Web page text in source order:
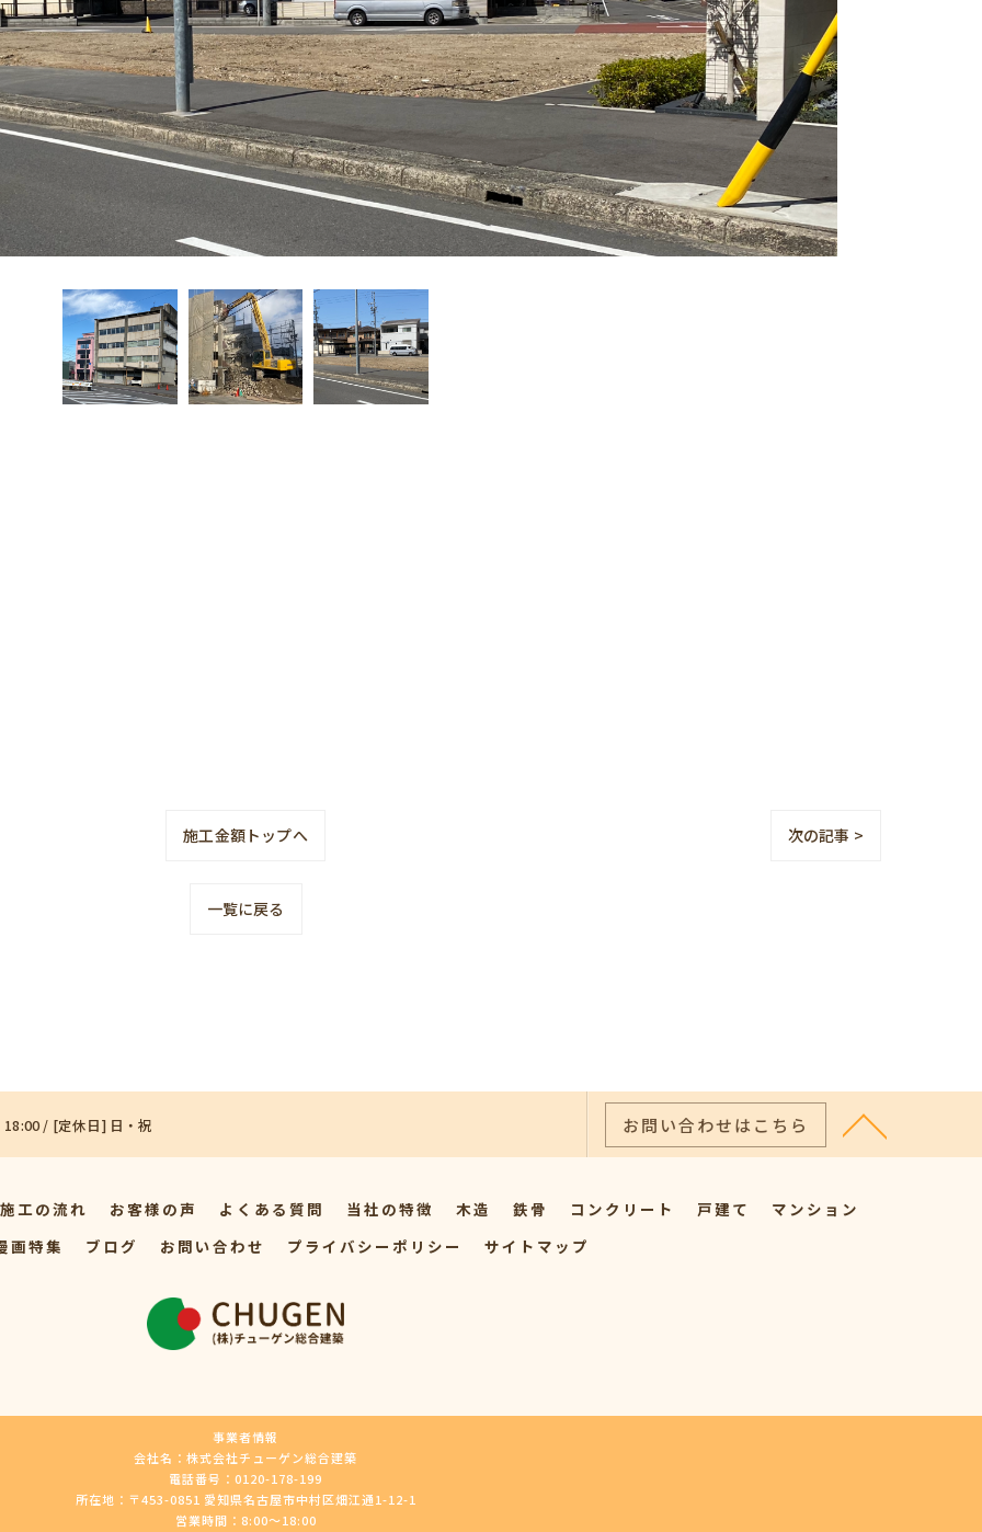
施工金額トップへ 次の記事 >
一覧に戻る
/ [定休日] 日・祝 お問い合わせはこちら
施工の流れ お客様の声 よくある質問 当社の特徴 木造 鉄骨 コンクリート 戸建て
マンション
画特集
ブログ お問い合わせ プライバシーポリシー サイトマップ
事業者情報
会社名：株式会社チューゲン総合建築
電話番号：0120-178-199
所在地：〒453-0851 愛知県名古屋市中村区畑江通1-12-1
営業時間：8:00〜18:00